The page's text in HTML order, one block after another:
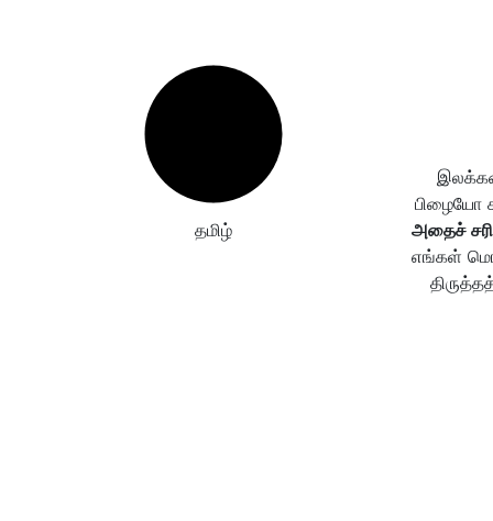
தமிழ்
பிழையோ
அதைச்
எங்கள்